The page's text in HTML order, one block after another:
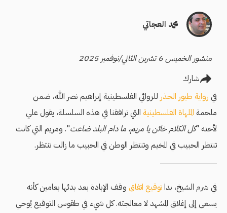
محمد العجاتي
منشور الخميس 6 تشرين الثاني/نوفمبر 2025
شارك
في رواية طيور الحذر للروائي الفلسطينية إبراهيم نصر الله، ضمن
ملحمة الملهاة الفلسطينية التي ترافقنا في هذه السلسلة، يقول علي
لأخته "كل الكلام خائن يا مريم، ما دام البلد ضاعت". ومريم التي كانت
تنتظر الحبيب في المخيم وتنتظر الوطن في الحبيب ما زالت تنتظر.
في شرم الشيخ، بداتوقيع اتفاق وقف الإبادة بعد بدئها بعامين كأنه
يسعى إلى إغلاق المشهد لا معالجته. كل شيء في طقوس التوقيع يُوحي